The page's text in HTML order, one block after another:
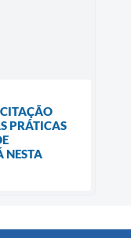
PRÁTICAS
NESTA